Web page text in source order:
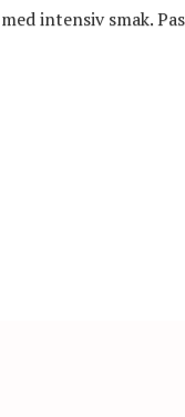
intensiv smak.